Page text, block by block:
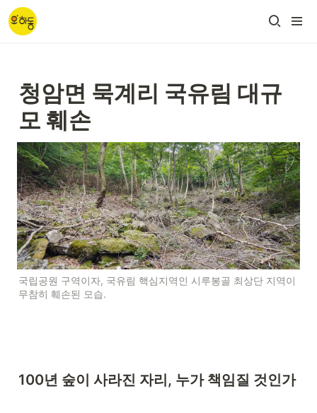
청암면 묵계리 국유림 대규
모 훼손
국립공원 구역이자, 국유림 핵심지역인 시루봉골 최상단 지역이
무참히 훼손된 모습.
100년 숲이 사라진 자리, 누가 책임질 것인가